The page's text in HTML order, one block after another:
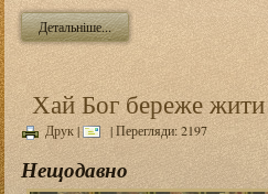
Детальніше...
Хай Бог береже
Друк| | Перегляди: 2197